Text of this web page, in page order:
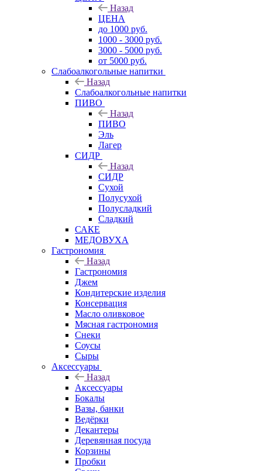
Назад
ЦЕНА
до 1000 руб.
1000 - 3000 руб.
3000 - 5000 руб.
от 5000 руб.
Слабоалкогольные напитки
Назад
Слабоалкогольные напитки
ПИВО
Назад
ПИВО
Эль
Лагер
СИДР
Назад
СИДР
Сухой
Полусухой
Полусладкий
Сладкий
САКЕ
МЕДОВУХА
Гастрономия
Назад
Гастрономия
Джем
Кондитерские изделия
Консервация
Масло оливковое
Мясная гастрономия
Снеки
Соусы
Сыры
Аксессуары
Назад
Аксессуары
Бокалы
Вазы, банки
Ведёрки
Декантеры
Деревянная посуда
Корзины
Пробки